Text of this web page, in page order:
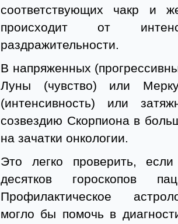
соответствующих чакр и
происходит от
раздражительности.
В напряженных
Луны (чувство) или
(интенсивность) или
созвездию Скорпиона в
на зачатки онкологии.
Это легко проверить, если
десятков гороскопов
Профилактическое
могло бы помочь в